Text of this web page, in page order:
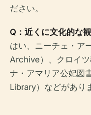
ださい。
Q：近くに文化的な
はい、ニーチェ・ア
Archive）、クロイ
ナ・アマリア公妃図
Library）などがあり